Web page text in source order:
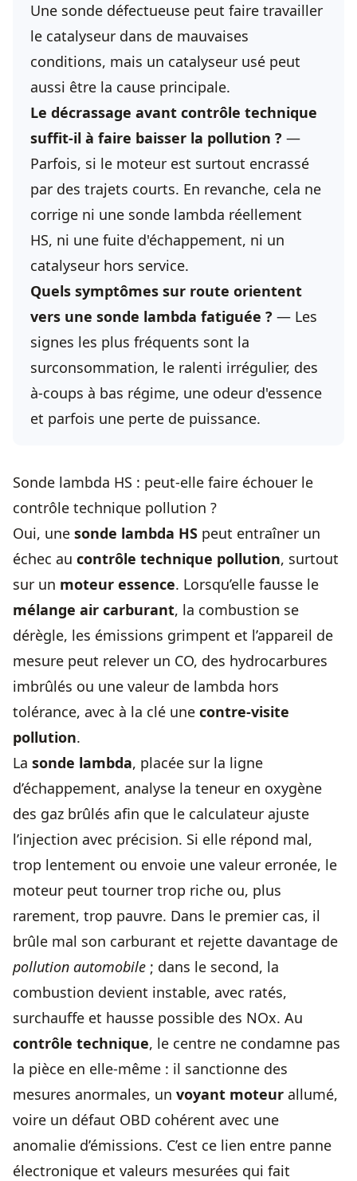
Une sonde défectueuse peut faire travailler
le catalyseur dans de mauvaises
conditions, mais un catalyseur usé peut
aussi être la cause principale.
Le décrassage avant contrôle technique
suffit-il à faire baisser la pollution ? —
Parfois, si le moteur est surtout encrassé
par des trajets courts. En revanche, cela ne
corrige ni une sonde lambda réellement
HS, ni une fuite d'échappement, ni un
catalyseur hors service.
Quels symptômes sur route orientent
vers une sonde lambda fatiguée ? — Les
signes les plus fréquents sont la
surconsommation, le ralenti irrégulier, des
à-coups à bas régime, une odeur d'essence
et parfois une perte de puissance.
Sonde lambda HS : peut-elle faire échouer le
contrôle technique pollution ?
Oui, une sonde lambda HS peut entraîner un
échec au contrôle technique pollution, surtout
sur un moteur essence. Lorsqu’elle fausse le
mélange air carburant, la combustion se
dérègle, les émissions grimpent et l’appareil de
mesure peut relever un CO, des hydrocarbures
imbrûlés ou une valeur de lambda hors
tolérance, avec à la clé une contre-visite
pollution.
La sonde lambda, placée sur la ligne
d’échappement, analyse la teneur en oxygène
des gaz brûlés afin que le calculateur ajuste
l’injection avec précision. Si elle répond mal,
trop lentement ou envoie une valeur erronée, le
moteur peut tourner trop riche ou, plus
rarement, trop pauvre. Dans le premier cas, il
brûle mal son carburant et rejette davantage de
pollution automobile ; dans le second, la
combustion devient instable, avec ratés,
surchauffe et hausse possible des NOx. Au
contrôle technique, le centre ne condamne pas
la pièce en elle-même : il sanctionne des
mesures anormales, un voyant moteur allumé,
voire un défaut OBD cohérent avec une
anomalie d’émissions. C’est ce lien entre panne
électronique et valeurs mesurées qui fait